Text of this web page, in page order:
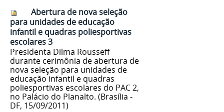
Abertura de nova seleção
para unidades de educação
infantil e quadras poliesportivas
escolares 3
Presidenta Dilma Rousseff
durante cerimônia de abertura de
nova seleção para unidades de
educação infantil e quadras
poliesportivas escolares do PAC 2,
no Palácio do Planalto. (Brasília -
DF, 15/09/2011)